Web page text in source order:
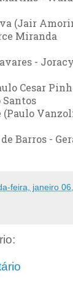
(Jair
Miranda
-
Cesar
Santos
(Paulo
Barros -
feira, janeiro